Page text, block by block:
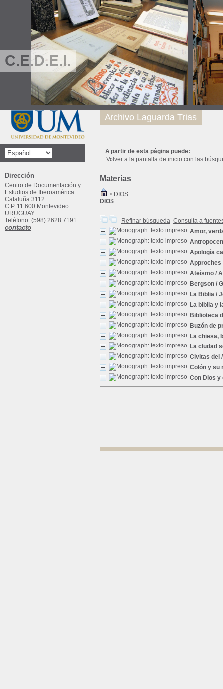
C.E.D.E.I.
A partir de esta página puede:
Volver a la pantalla de inicio con las
Materias
> DIOS
DIOS
Refinar búsqueda Consulta a
Amor,
Apología
Approches
Ateísmo /
Bergson /
La Biblia /
La biblia y
Biblioteca
Buzón de
La chiesa,
La ciudad
Civitas dei
Colón y su
Con Dios y
Archivo Laguarda Trias
Dirección
Centro de Documentación y
Estudios de Iberoamérica
Cataluña 3112
C.P. 11.600 Montevideo
URUGUAY
Teléfono: (598) 2628 7191
contacto